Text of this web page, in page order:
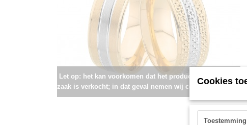
Let op: het kan voorkomen dat het product onlangs in de
zaak is verkocht; in dat geval nemen wij contact met u op.
Cookies
Toestemming